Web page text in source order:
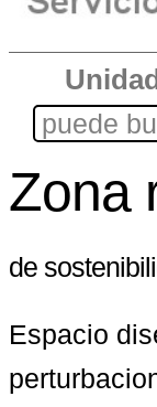
Zona
de
Espacio